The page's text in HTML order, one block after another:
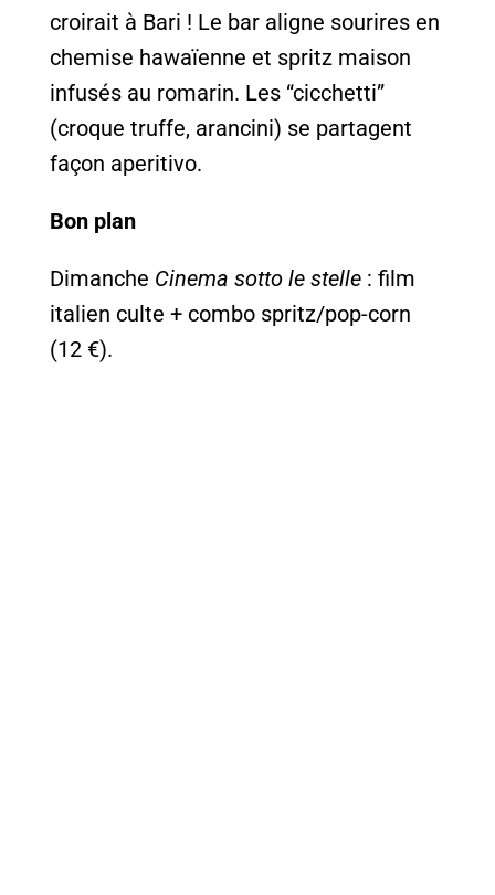
croirait à Bari ! Le bar aligne sourires en
chemise hawaïenne et spritz maison
infusés au romarin. Les “cicchetti”
(croque truffe, arancini) se partagent
façon aperitivo.
Bon plan
Dimanche Cinema sotto le stelle: film
italien culte + combo spritz/pop-corn
(12 €).